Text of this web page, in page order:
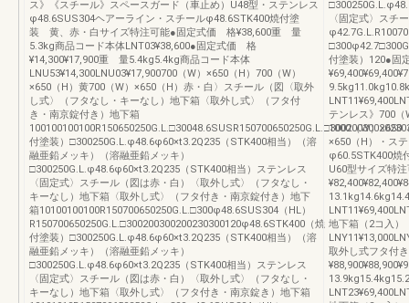
ス》《スチール》スペースガード（車止め）U48型・ステンレス
φ48.6SUS304ヘアーライン・スチールφ48.6STK400焼付塗
装 黄、赤・白サイズ特注可能●固定式価 格¥38,600重 量
5.3kg商品コード本体LNT03¥38,600●固定式価 格
¥14,300¥17,900重 量5.4kg5.4kg商品コード本体
LNU53¥14,300LNU03¥17,900700（W）×650（H）700（W）
×650（H）黄700（W）×650（H）赤・白〉スチール（図〈取外
し式〉（フタなし・キーなし）地下箱〈取外し式〉（フタ付
き・南京錠付き）地下箱
付塗装）□300250G.L.φ48.6φ60×t3.2Q235（STK400相当）（溶
融亜鉛メッキ）（溶融亜鉛メッキ）
□300250G.L.φ48.6φ60×t3.2Q235（STK400相当）ステンレス
〈固定式〉スチール（図は赤・白）〈取外し式〉（フタなし・
キーなし）地下箱〈取外し式〉（フタ付き・南京錠付き）地下
箱10100100100R150700650250G.L.□300φ48.6SUS304（HL）
R150700650250G.L.□300200300200230300120φ48.6STK400（焼
付塗装）□300250G.L.φ48.6φ60×t3.2Q235（STK400相当）（溶
融亜鉛メッキ）（溶融亜鉛メッキ）
□300250G.L.φ48.6φ60×t3.2Q235（STK400相当）ステンレス
〈固定式〉スチール（図は赤・白）〈取外し式〉（フタなし・
キーなし）地下箱〈取外し式〉（フタ付き・南京錠き）地下箱
〈固定式〉スチ
付塗装）120●固
テンレス》700（
1000（W）×650
×650（H）・ス
φ60.5STK400焼
U60型サイズ特
地下箱（2コ入）
取外し式フタ付